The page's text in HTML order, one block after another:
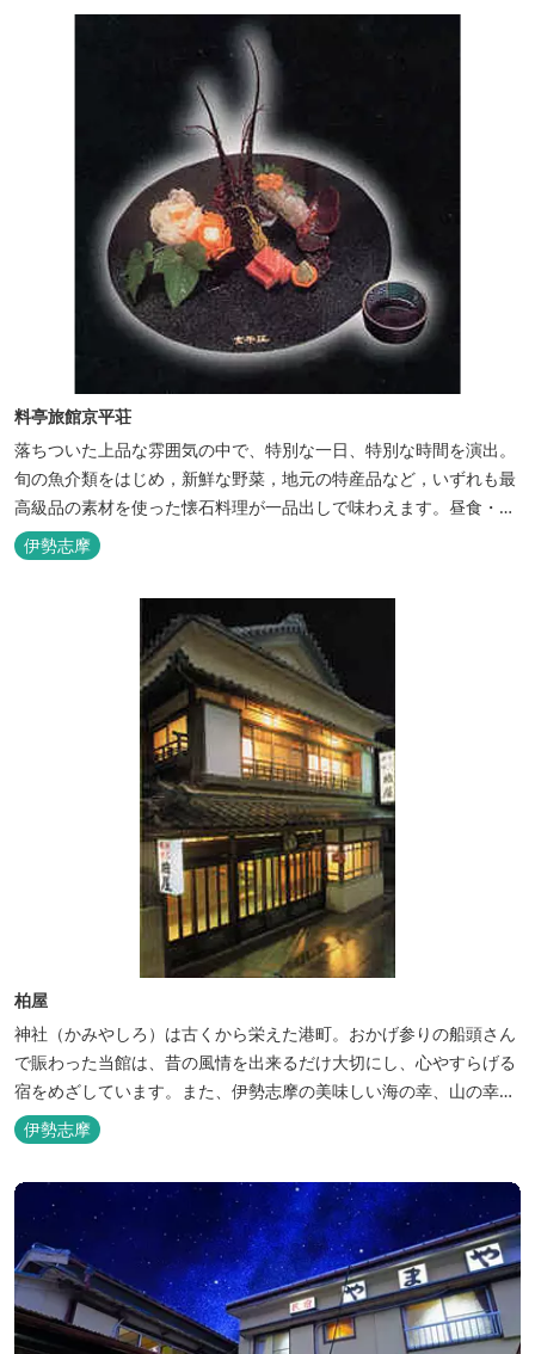
料亭旅館京平荘
落ちついた上品な雰囲気の中で、特別な一日、特別な時間を演出。
旬の魚介類をはじめ，新鮮な野菜，地元の特産品など，いずれも最
高級品の素材を使った懐石料理が一品出しで味わえます。昼食・夕
食・宿泊ができます。
伊勢志摩
柏屋
神社（かみやしろ）は古くから栄えた港町。おかげ参りの船頭さん
で賑わった当館は、昔の風情を出来るだけ大切にし、心やすらげる
宿をめざしています。また、伊勢志摩の美味しい海の幸、山の幸を
低価格でお楽しみください。
伊勢志摩